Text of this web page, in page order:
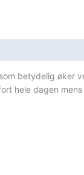
betydelig øker
hele dagen